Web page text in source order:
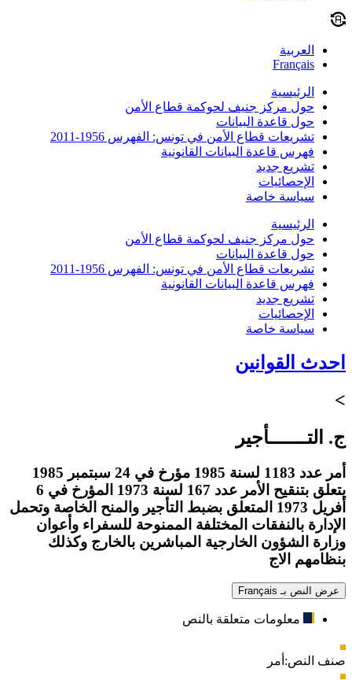
العربية
Français
الرئيسية
حول مركز جنيف لحوكمة قطاع الأمن
حول قاعدة البيانات
تشريعات قطاع الأمن في تونس: الفهرس 1956-2011
فهرس قاعدة البيانات القانونية
تشريع جديد
الإحصائيات
سياسة خاصة
الرئيسية
حول مركز جنيف لحوكمة قطاع الأمن
حول قاعدة البيانات
تشريعات قطاع الأمن في تونس: الفهرس 1956-2011
فهرس قاعدة البيانات القانونية
تشريع جديد
الإحصائيات
سياسة خاصة
احدث القوانين
>
ج. التـــــــأجير
أمر عدد 1183 لسنة 1985 مؤرخ في 24 سبتمبر 1985
يتعلق بتنقيح الأمر عدد 167 لسنة 1973 المؤرخ في 6
أفريل 1973 المتعلق بضبط التأجير والمنح الخاصة وتحمل
الإدارة بالنفقات المختلفة الممنوحة للسفراء وأعوان
وزارة الشؤون الخارجية المباشرين بالخارج وكذلك
بنظامهم الاج
عرض النص بـ Français
معلومات متعلقة بالنص
صنف النص: أمر